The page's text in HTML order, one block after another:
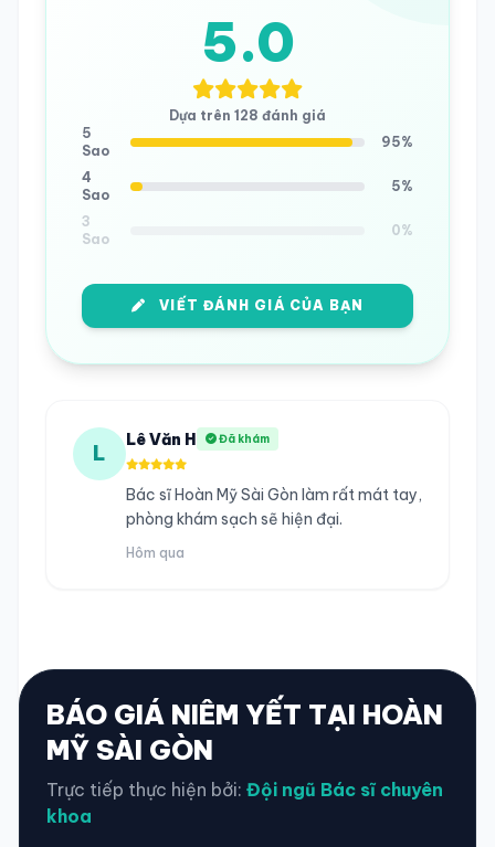
5.0
Dựa trên 128 đánh giá
5
Sao
95%
4
Sao
5%
3
Sao
0%
VIẾT ĐÁNH GIÁ CỦA BẠN
L
Lê Văn H Đã khám
Bác sĩ Hoàn Mỹ Sài Gòn làm rất mát tay,
phòng khám sạch sẽ hiện đại.
Hôm qua
BÁO GIÁ NIÊM YẾT TẠI HOÀN
MỸ SÀI GÒN
Trực tiếp thực hiện bởi: Đội ngũ Bác sĩ chuyên
khoa